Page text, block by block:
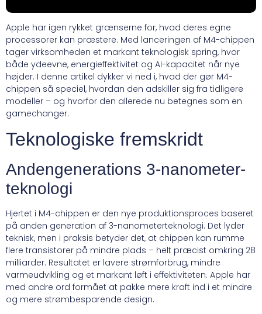
Apple har igen rykket grænserne for, hvad deres egne
processorer kan præstere. Med lanceringen af M4-chippen
tager virksomheden et markant teknologisk spring, hvor
både ydeevne, energieffektivitet og AI-kapacitet når nye
højder. I denne artikel dykker vi ned i, hvad der gør M4-
chippen så speciel, hvordan den adskiller sig fra tidligere
modeller – og hvorfor den allerede nu betegnes som en
gamechanger.
Teknologiske fremskridt
Andengenerations 3-nanometer-
teknologi
Hjertet i M4-chippen er den nye produktionsproces baseret
på anden generation af 3-nanometerteknologi. Det lyder
teknisk, men i praksis betyder det, at chippen kan rumme
flere transistorer på mindre plads – helt præcist omkring 28
milliarder. Resultatet er lavere strømforbrug, mindre
varmeudvikling og et markant løft i effektiviteten. Apple har
med andre ord formået at pakke mere kraft ind i et mindre
og mere strømbesparende design.